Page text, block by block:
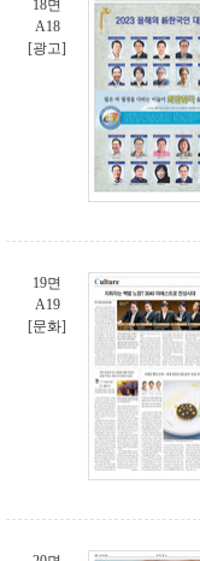
18면
A18
[광고]
19면
A19
[문화]